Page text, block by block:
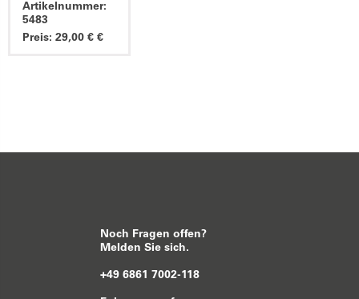
Artikelnummer:
5483
Preis: 29,00 € €
Noch Fragen offen?
Melden Sie sich.
+49 6861 7002-118